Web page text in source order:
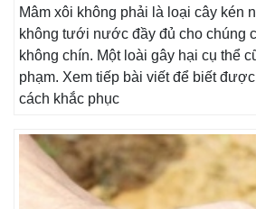
Mâm xôi không phải là loại cây kén
không tưới nước đầy đủ cho chúng
không chín. Một loài gây hại cụ thể
phạm. Xem tiếp bài viết để biết
cách khắc phục